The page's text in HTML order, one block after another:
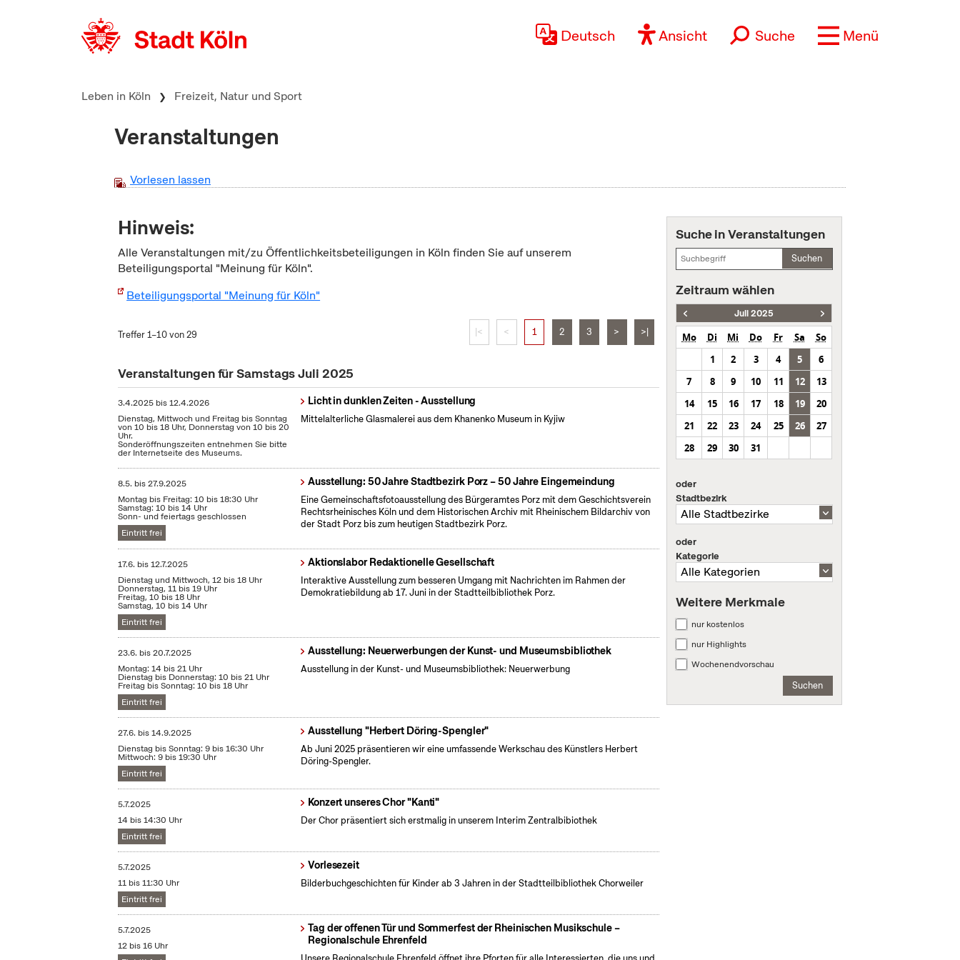
Deutsch Ansicht Suche Menü
Leben in Köln Freizeit, Natur und Sport
Veranstaltungen
Vorlesen lassen
Hinweis:
Alle Veranstaltungen mit/zu Öffentlichkeitsbeteiligungen in Köln finden Sie auf unserem
Beteiligungsportal "Meinung für Köln".
Beteiligungsportal "Meinung für Köln"
Treffer 1–10 von 29 |< < 1 2 3 > >|
Veranstaltungen für Samstags Juli 2025
3.4.2025 bis12.4.2026
Dienstag, Mittwoch und Freitag bis Sonntag
von 10 bis 18 Uhr, Donnerstag von 10 bis 20
Uhr.
Sonderöffnungszeiten entnehmen Sie bitte
der Internetseite des Museums.
Licht in dunklen Zeiten - Ausstellung
Mittelalterliche Glasmalerei aus dem Khanenko Museum in Kyjiw
8.5. bis27.9.2025
Montag bis Freitag: 10 bis 18:30 Uhr
Samstag: 10 bis 14 Uhr
Sonn- und feiertags geschlossen
Eintritt frei
Ausstellung: 50 Jahre Stadtbezirk Porz – 50 Jahre Eingemeindung
Eine Gemeinschaftsfotoausstellung des Bürgeramtes Porz mit dem Geschichtsverein
Rechtsrheinisches Köln und dem Historischen Archiv mit Rheinischem Bildarchiv von
der Stadt Porz bis zum heutigen Stadtbezirk Porz.
17.6. bis12.7.2025
Dienstag und Mittwoch, 12 bis 18 Uhr
Donnerstag, 11 bis 19 Uhr
Freitag, 10 bis 18 Uhr
Samstag, 10 bis 14 Uhr
Eintritt frei
Aktionslabor Redaktionelle Gesellschaft
Interaktive Ausstellung zum besseren Umgang mit Nachrichten im Rahmen der
Demokratiebildung ab 17. Juni in der Stadtteilbibliothek Porz.
23.6. bis20.7.2025
Montag: 14 bis 21 Uhr
Dienstag bis Donnerstag: 10 bis 21 Uhr
Freitag bis Sonntag: 10 bis 18 Uhr
Eintritt frei
Ausstellung: Neuerwerbungen der Kunst- und Museumsbibliothek
Ausstellung in der Kunst- und Museumsbibliothek: Neuerwerbung
27.6. bis14.9.2025
Dienstag bis Sonntag: 9 bis 16:30 Uhr
Mittwoch: 9 bis 19:30 Uhr
Eintritt frei
Ausstellung "Herbert Döring-Spengler"
Ab Juni 2025 präsentieren wir eine umfassende Werkschau des Künstlers Herbert
Döring-Spengler.
5.7.2025
14 bis 14:30 Uhr
Eintritt frei
Konzert unseres Chor "Kanti"
Der Chor präsentiert sich erstmalig in unserem Interim Zentralbibiothek
5.7.2025
11 bis 11:30 Uhr
Eintritt frei
Vorlesezeit
Bilderbuchgeschichten für Kinder ab 3 Jahren in der Stadtteilbibliothek Chorweiler
5.7.2025
12 bis 16 Uhr
Tag der offenen Tür und Sommerfest der Rheinischen Musikschule –
Regionalschule Ehrenfeld
Suche in Veranstaltungen
Suchen
Zeitraum wählen
Juli 2025
Mo Di Mi Do Fr Sa
So
1
2 3 4 5
6
7
8 9 10 11 12
13
14
15 16 17 18 19
20
21
22 23 24 25 26
27
28
29 30 31
oder
Stadtbezirk
oder
Kategorie
Weitere Merkmale
nur kostenlos
nur Highlights
Wochenendvorschau
Suchen